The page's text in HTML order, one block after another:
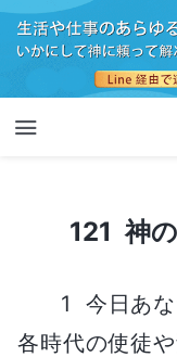
121 神
1 今日あな
各時代の使徒